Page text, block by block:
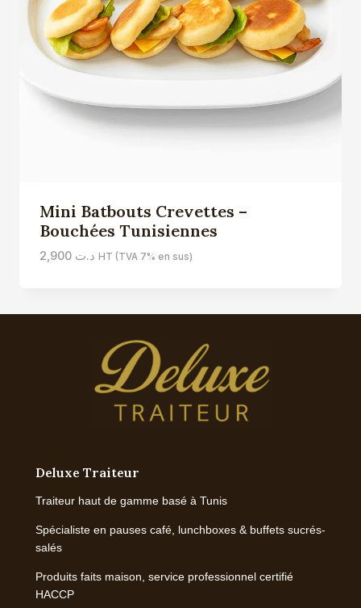
Mini Batbouts Crevettes –
Bouchées Tunisiennes
د.ت 2,900 HT (TVA 7% en sus)
Deluxe Traiteur
Traiteur haut de gamme basé à Tunis
Spécialiste en pauses café, lunchboxes & buffets sucrés-
salés
Produits faits maison, service professionnel certifié
HACCP